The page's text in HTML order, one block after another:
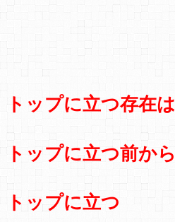
トップに立つ存在は
トップに立つ前から
トップに立つ